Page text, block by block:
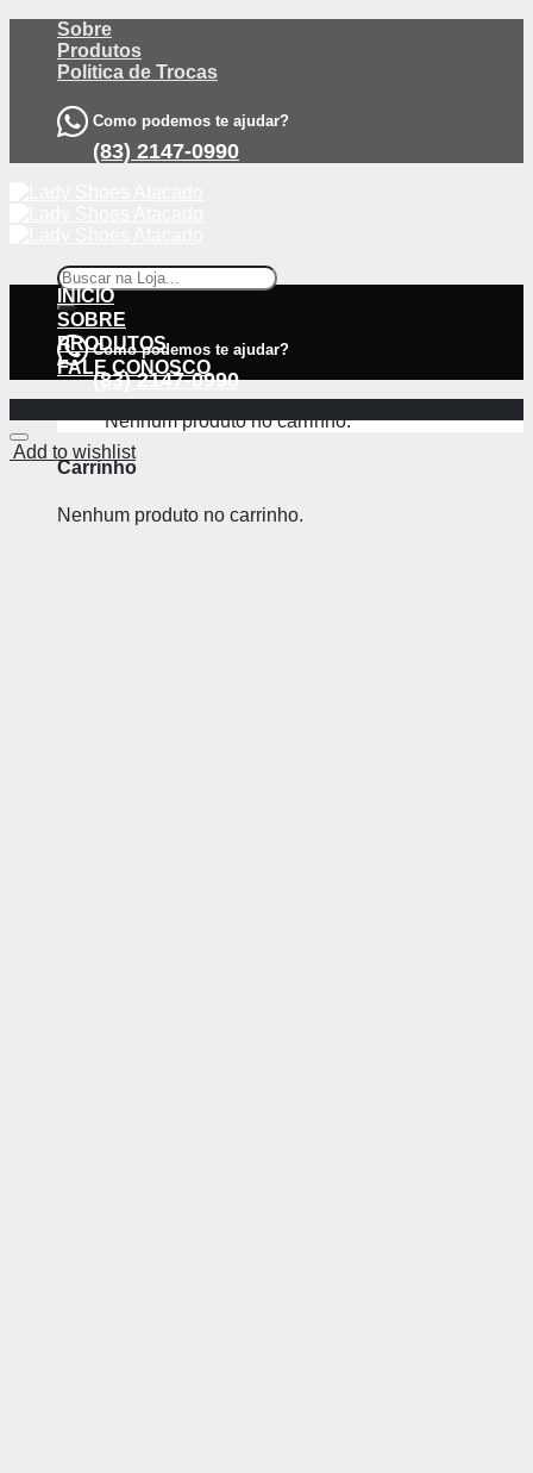
content
Sobre
Produtos
Politica de Trocas
Como podemos te ajudar?
(83) 2147-0990
Pesquisar
por:
Como podemos te ajudar?
(83) 2147-0990
Nenhum produto no carrinho.
Carrinho
Nenhum produto no carrinho.
INÍCIO
SOBRE
PRODUTOS
FALE CONOSCO
Add to wishlist